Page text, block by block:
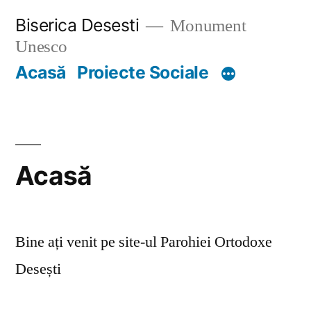
content
Biserica Desesti
Monument
Unesco
Acasă Proiecte Sociale
Acasă
Bine ați venit pe site-ul Parohiei Ortodoxe
Desești